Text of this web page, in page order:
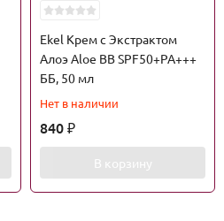
Ekel Крем с Экстрактом
Алоэ Aloe BB SPF50+PA+++
ББ, 50 мл
Нет в наличии
840 ₽
В корзину